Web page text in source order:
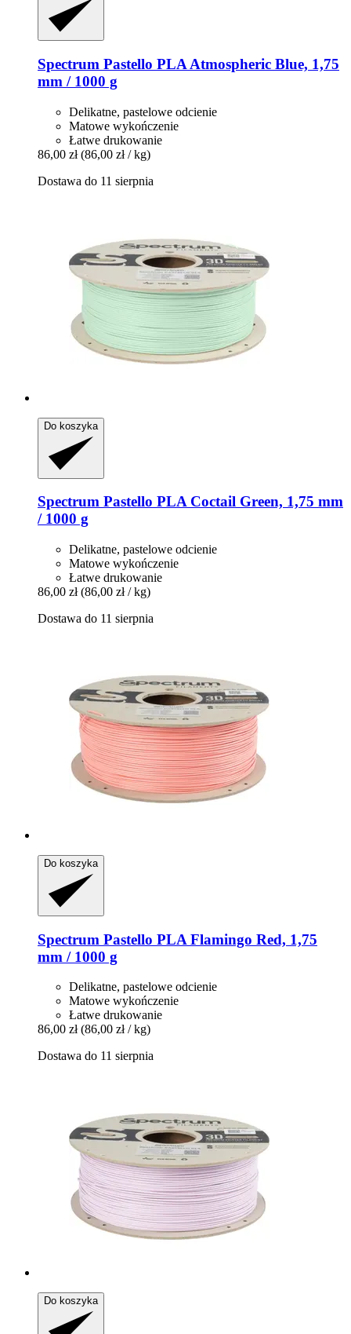
Spectrum Pastello PLA Atmospheric Blue, 1,75
mm / 1000 g
Delikatne, pastelowe odcienie
Matowe wykończenie
Łatwe drukowanie
86,00 zł (86,00 zł / kg)
Dostawa do 11 sierpnia
Do koszyka
Spectrum Pastello PLA Coctail Green, 1,75 mm
/ 1000 g
Delikatne, pastelowe odcienie
Matowe wykończenie
Łatwe drukowanie
86,00 zł (86,00 zł / kg)
Dostawa do 11 sierpnia
Do koszyka
Spectrum Pastello PLA Flamingo Red, 1,75
mm / 1000 g
Delikatne, pastelowe odcienie
Matowe wykończenie
Łatwe drukowanie
86,00 zł (86,00 zł / kg)
Dostawa do 11 sierpnia
Do koszyka